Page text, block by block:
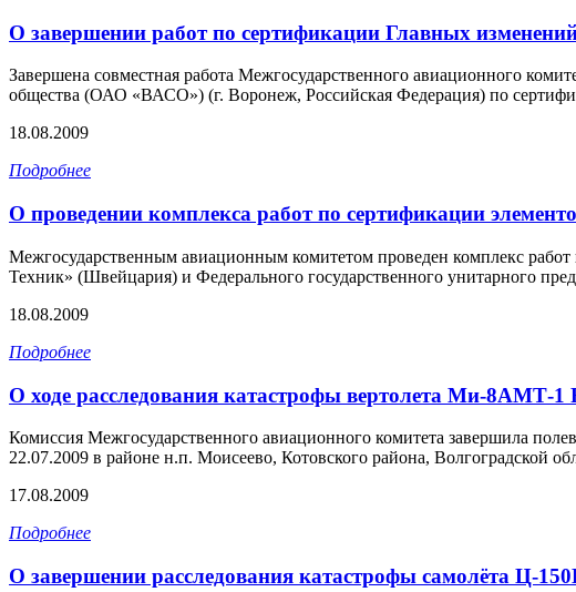
О завершении работ по сертификации Главных
Завершена совместная работа Межгосударственного авиационного
общества (ОАО «ВАСО») (г. Воронеж, Российская Федерация) по
18.08.2009
Подробнее
О проведении комплекса работ по сертификации
Межгосударственным авиационным комитетом проведен комплекс
Техник» (Швейцария) и Федерального государственного унитарного
18.08.2009
Подробнее
О ходе расследования катастрофы вертолета Ми-8АМТ-1
Комиссия Межгосударственного авиационного комитета завершила
22.07.2009 в районе н.п. Моисеево, Котовского района, Волгоградской
17.08.2009
Подробнее
О завершении расследования катастрофы самолёта Ц-